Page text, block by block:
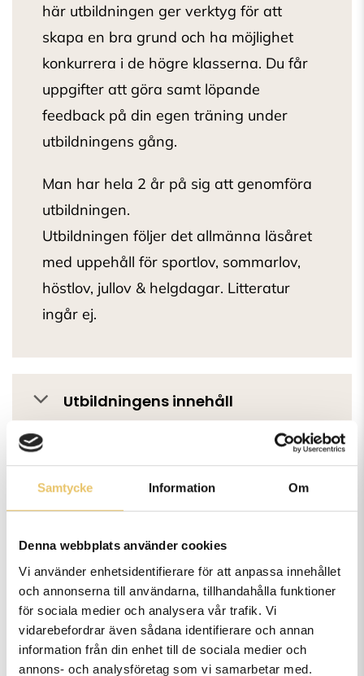
Samtycke Information Om
Denna webbplats använder cookies
Vi använder enhetsidentifierare för att anpassa innehållet
och annonserna till användarna, tillhandahålla funktioner
för sociala medier och analysera vår trafik. Vi
vidarebefordrar även sådana identifierare och annan
information från din enhet till de sociala medier och
annons- och analysföretag som vi samarbetar med.
här utbildningen ger verktyg för att
skapa en bra grund och ha möjlighet
konkurrera i de högre klasserna. Du får
uppgifter att göra samt löpande
feedback på din egen träning under
utbildningens gång.
Man har hela 2 år på sig att genomföra
utbildningen.
Utbildningen följer det allmänna läsåret
med uppehåll för sportlov, sommarlov,
höstlov, jullov & helgdagar. Litteratur
ingår ej.
Utbildningens innehåll
Lärare
Förkunskapskrav
Vanliga frågor och svar